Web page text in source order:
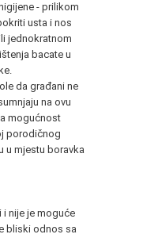
- prilikom
usta i nos
jednokratnom
bacate u
da građani ne
na ovu
mogućnost
porodičnog
u mjestu boravka
nije je moguće
bliski odnos sa